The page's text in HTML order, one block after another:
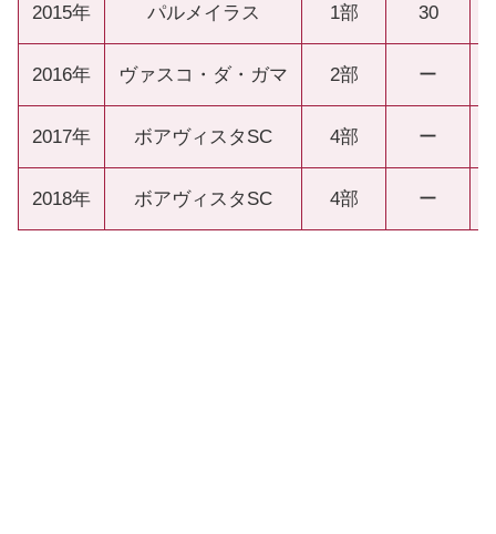
2015年 パルメイラス 1部 30
2016年 ヴァスコ・ダ・ガマ 2部 ー
2017年 ボアヴィスタSC 4部 ー
2018年 ボアヴィスタSC 4部 ー